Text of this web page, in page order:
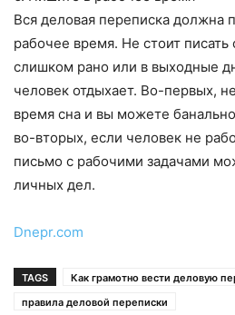
Вся деловая переписка должна
рабочее время. Не стоит
слишком рано или в выходные
человек отдыхает. Во-первых,
время сна и вы можете
во-вторых, если человек не
письмо с рабочими задачами
личных дел.
Dnepr.com
TAGS
Как грамотно вести деловую
правила деловой переписки